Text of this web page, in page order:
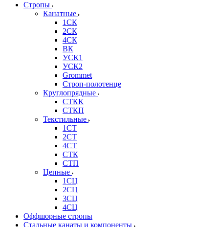
Стропы
Канатные
1СК
2СК
4СК
ВК
УСК1
УСК2
Grommet
Строп-полотенце
Круглопрядные
СТКК
СТКП
Текстильные
1СТ
2СТ
4СТ
СТК
СТП
Цепные
1СЦ
2СЦ
3СЦ
4СЦ
Оффшорные стропы
Стальные канаты и компоненты